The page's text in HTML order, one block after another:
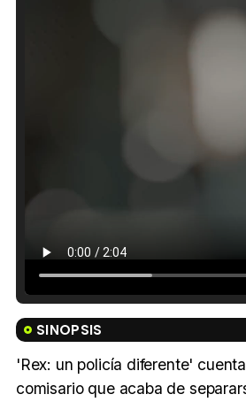
SINOPSIS
'Rex: un policía diferente'
comisario que acaba de